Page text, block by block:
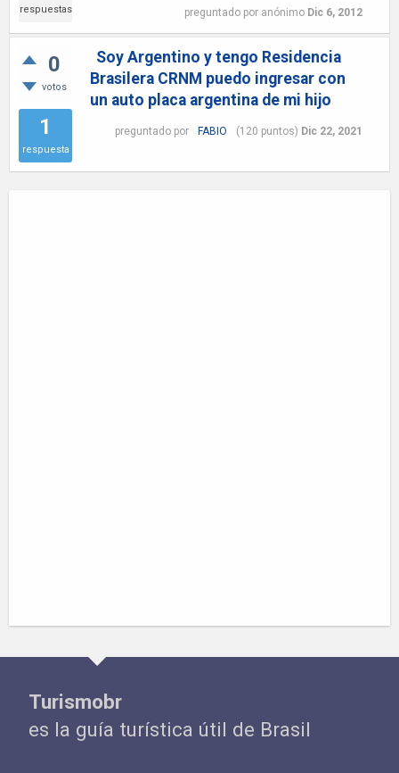
respuestas preguntado por anónimo Dic 6, 2012
0
votos
1
respuesta
Soy Argentino y tengo Residencia
Brasilera CRNM puedo ingresar con
un auto placa argentina de mi hijo
preguntado por FABIO (120 puntos) Dic 22, 2021
Turismobr
es la guía turística útil de Brasil